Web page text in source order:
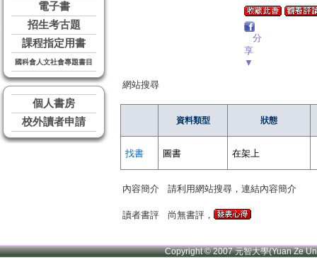
電子書
招生考古題
課程指定用書
國科會人文社會專題書目
個人書房
校外讀者申請
分
享
▼
網站搜尋
資料類型 狀態
找書 圖書 在架上
內容簡介 請利用網站搜尋，連結內容簡介
讀者書評 尚無書評，
Copyright © 2007 元智大學(Yuan Ze